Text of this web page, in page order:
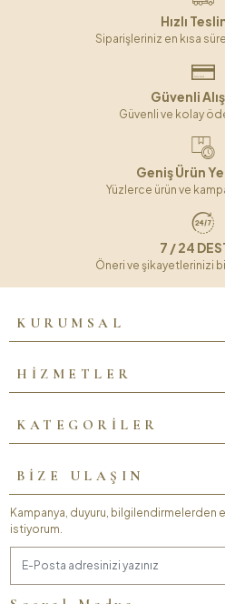
Hızlı
Siparişleriniz en kısa
Güvenli
Güvenli ve kolay
Geniş Ürün
Yüzlerce ürün ve
7 / 24
Öneri ve şikayetlerinizi
KURUMSAL
HİZMETLER
KATEGORİLER
BİZE ULAŞIN
Kampanya, duyuru, bilgilendirmelerden
istiyorum.